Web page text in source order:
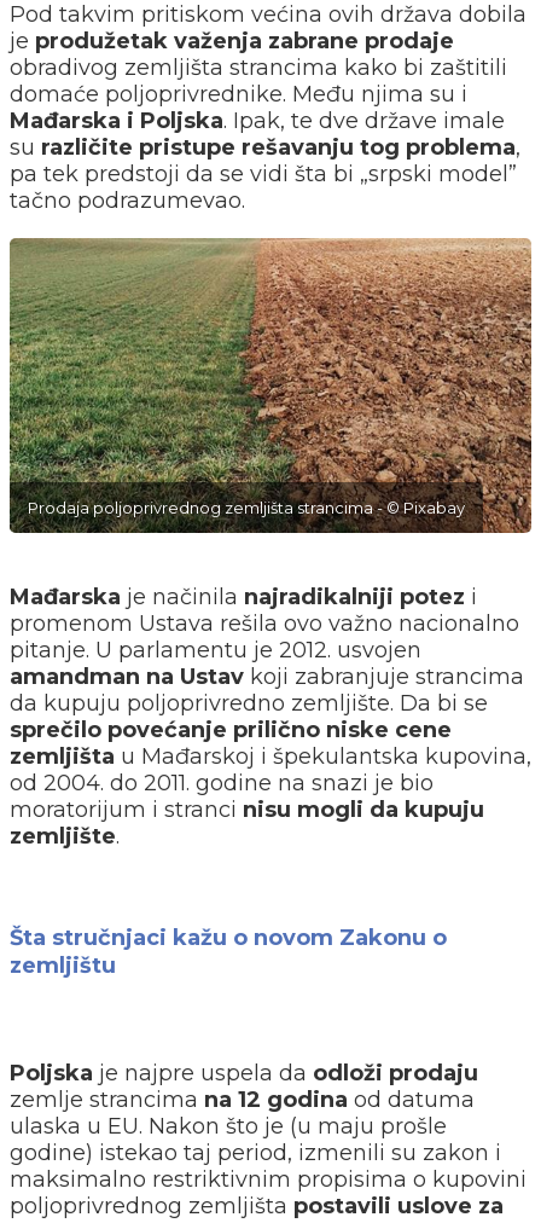
Pod takvim pritiskom većina ovih država dobila
je produžetak važenja zabrane prodaje
obradivog zemljišta strancima kako bi zaštitili
domaće poljoprivrednike. Među njima su i
Mađarska i Poljska. Ipak, te dve države imale
su različite pristupe rešavanju tog problema,
pa tek predstoji da se vidi šta bi „srpski model”
tačno podrazumevao.
Prodaja poljoprivrednog zemljišta strancima - © Pixabay
Mađarska je načinila najradikalniji potez i
promenom Ustava rešila ovo važno nacionalno
pitanje. U parlamentu je 2012. usvojen
amandman na Ustav koji zabranjuje strancima
da kupuju poljoprivredno zemljište. Da bi se
sprečilo povećanje prilično niske cene
zemljišta u Mađarskoj i špekulantska kupovina,
od 2004. do 2011. godine na snazi je bio
moratorijum i stranci nisu mogli da kupuju
zemljište.
Šta stručnjaci kažu o novom Zakonu o
zemljištu
Poljska je najpre uspela da odloži prodaju
zemlje strancima na 12 godina od datuma
ulaska u EU. Nakon što je (u maju prošle
godine) istekao taj period, izmenili su zakon i
maksimalno restriktivnim propisima o kupovini
poljoprivrednog zemljišta postavili uslove za